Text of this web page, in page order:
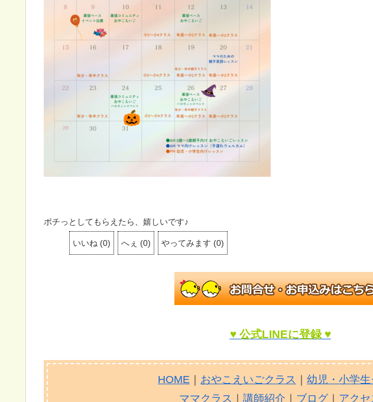
ポチっとしてもらえたら、嬉しいです♪
いいね (0) へぇ (0) やってみます (0)
♥ 公式LINEに登録 ♥
HOME おやこえいごクラス
幼児・小学生
ママクラス
講師紹介 ブログ｜ アクセ